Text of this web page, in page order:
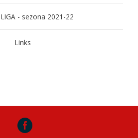
- sezona 2021-22
Links